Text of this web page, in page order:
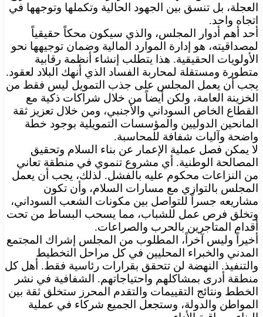
العجلة، بل تنسق بين الجهود الحالية وتكملها وتوجهها في
اتجاه واحد.
أحد أهم أدوار المجلس، والذي سيكون محكاً حقيقياً
لمصداقيته، هو إدارة الموارد المالية وضمان توجيهها نحو
الأولويات الحقيقية. هذا يتطلب إنشاء أنظمة رقابية
متطورة ومستقلة لمحاربة الفساد الذي أنهك البلاد لعقود.
يجب أن يعمل المجلس على جذب التمويل ليس فقط من
الخزينة العامة، ولكن أيضاً من خلال شراكات ذكية مع
القطاع الخاص السوداني والأجنبي، ومن خلال تعزيز ثقة
المانحين الدوليين والمؤسسات التمويلية بوجود خطة
واضحة وآليات شفافة للمحاسبة.
لا يمكن فصل عملية الإعمار عن بناء السلام وتحقيق
المصالحة الوطنية. أي مشروع تنموي في منطقة تعاني
من النزاعات محكوم عليه بالفشل. لذلك، يجب أن يعمل
المجلس بالتوازي مع مسارات السلام، وأن تكون
مشاريعه جسراً للتواصل بين مكونات الشعب السوداني،
وتخلق فرص عمل للشباب، مما يسحب البساط من تحت
أقدام المتاجرين بالحرب والصراعات.
أخيراً وليس آخراً، المطلوب من المجلس إشراك المجتمع
المدني والخبراء المحليين في كل مراحل التخطيط
والتنفيذ. النهضة لن تتحقق بقرارات رئاسية فقط. أهل كل
منطقة أدرى بمشاكلهم واحتياجاتهم. الشفافية في نشر
الخطط ونتائج التقييمات والتقدم المحرز ستخلق ثقة بين
المواطن والدولة، وستجعل الجميع شركاء في عملية